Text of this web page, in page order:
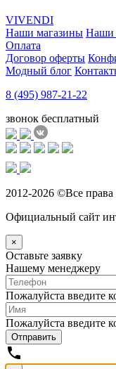
VIVENDI
Наши магазины Наши
Оплата
Договор оферты
Модный блог
8 (495) 987-21-22
звонок бесплатный
2012-2026 ©Все
Официальный сайт
×
Оставьте заявку
Нашему менеджеру
Пожалуйста введите
Пожалуйста введите
Отправить
phone